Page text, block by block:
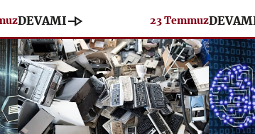
DEVAMI line_end_arrow 23 TemmuzDEVAMI